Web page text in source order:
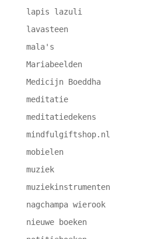
lapis lazuli
lavasteen
mala's
Mariabeelden
Medicijn Boeddha
meditatie
meditatiedekens
mindfulgiftshop.nl
mobielen
muziek
muziekinstrumenten
nagchampa wierook
nieuwe boeken